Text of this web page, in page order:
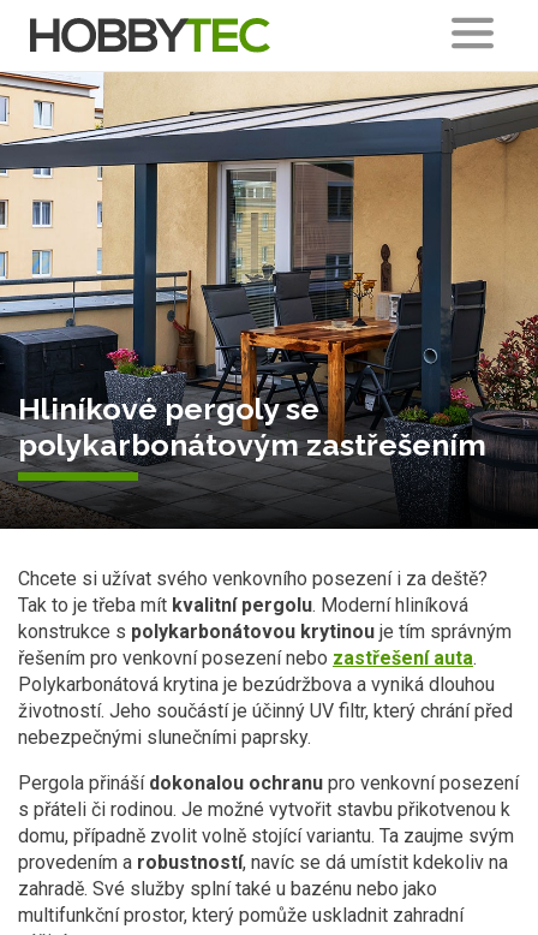
Hliníkové pergoly se
polykarbonátovým zastřešením
Chcete si užívat svého venkovního posezení i za deště?
Tak to je třeba mít kvalitní pergolu. Moderní hliníková
konstrukce s polykarbonátovou krytinou je tím správným
řešením pro venkovní posezení nebo zastřešení auta.
Polykarbonátová krytina je bezúdržbova a vyniká dlouhou
životností. Jeho součástí je účinný UV filtr, který chrání před
nebezpečnými slunečními paprsky.
Pergola přináší dokonalou ochranu pro venkovní posezení
s přáteli či rodinou. Je možné vytvořit stavbu přikotvenou k
domu, případně zvolit volně stojící variantu. Ta zaujme svým
provedením a robustností, navíc se dá umístit kdekoliv na
zahradě. Své služby splní také u bazénu nebo jako
multifunkční prostor, který pomůže uskladnit zahradní